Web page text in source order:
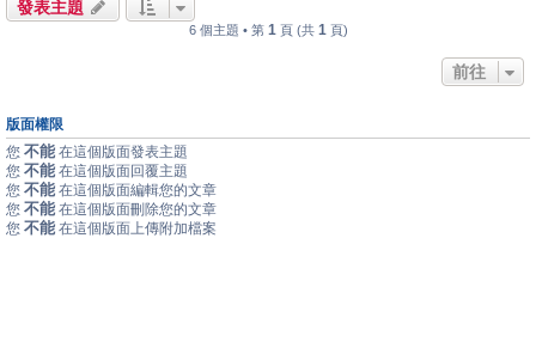
發表主題
6 個主題 • 第 1 頁 (共 1 頁)
前往
版面權限
您 不能 在這個版面發表主題
您 不能 在這個版面回覆主題
您 不能 在這個版面編輯您的文章
您 不能 在這個版面刪除您的文章
您 不能 在這個版面上傳附加檔案